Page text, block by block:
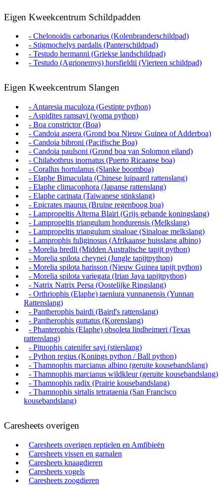
Eigen Kweekcentrum Schildpadden
- Chelonoidis carbonarius (Kolenbranderschildpad)
- Stigmochelys pardalis (Panterschildpad)
- Testudo hermanni (Griekse landschildpad)
- Testudo (Agrionemys) horsfieldii (Vierteen schildpad)
Eigen Kweekcentrum Slangen
- Antaresia maculoza (Gestipte python)
- Aspidites ramsayi (woma python)
- Boa constrictor (Boa)
- Candoia aspera (Grond boa Nieuw Guinea of Adderboa)
- Candoia bibroni (Pacifische Boa)
- Candoia paulsoni (Grond boa van Solomon eiland)
- Chilabothrus inornatus (Puerto Ricaanse boa)
- Corallus hortulanus (Slanke boomboa)
- Elaphe Bimaculata (Chinese luipaard rattenslang)
- Elaphe climacophora (Japanse rattenslang)
- Elaphe carinata (Taiwanese stinkslang)
- Epicrates maurus (Bruine regenboog boa)
- Lampropeltis Alterna Blairi (Grijs gebande koningslang)
- Lampropeltis triangulum hondurensis (Melkslang)
- Lampropeltis triangulum sinaloae (Sinaloae melkslang)
- Lamprophis fuliginosus (Afrikaanse huisslang albino)
- Morelia bredli (Midden Australische tapijt python)
- Morelia spilota cheynei (Jungle tapijtpython)
- Morelia spilota harisson (Nieuw Guinea tapijt python)
- Morelia spilota variegata (Irian Jaya tapijtpython)
- Natrix Natrix Persa (Oostelijke Ringslang)
- Orthriophis (Elaphe) taeniura yunnanensis (Yunnan
Rattenslang)
- Pantherophis bairdi (Baird's rattenslang)
- Pantherophis guttatus (Korenslang)
- Phanterophis (Elaphe) obsoleta lindheimeri (Texas
rattenslang)
- Pituophis catenifer sayi (stierslang)
- Python regius (Konings python / Ball python)
- Thamnophis marcianus albino (geruite kousebandslang)
- Thamnophis marcianus wildkleur (geruite kousebandslang)
- Thamnophis radix (Prairie kousebandslang)
- Thamnophis sirtalis tetrataenia (San Francisco
kousebandslang)
Caresheets overigen
Caresheets overigen reptielen en Amfibieën
Caresheets vissen en garnalen
Caresheets knaagdieren
Caresheets vogels
Caresheets zoogdieren